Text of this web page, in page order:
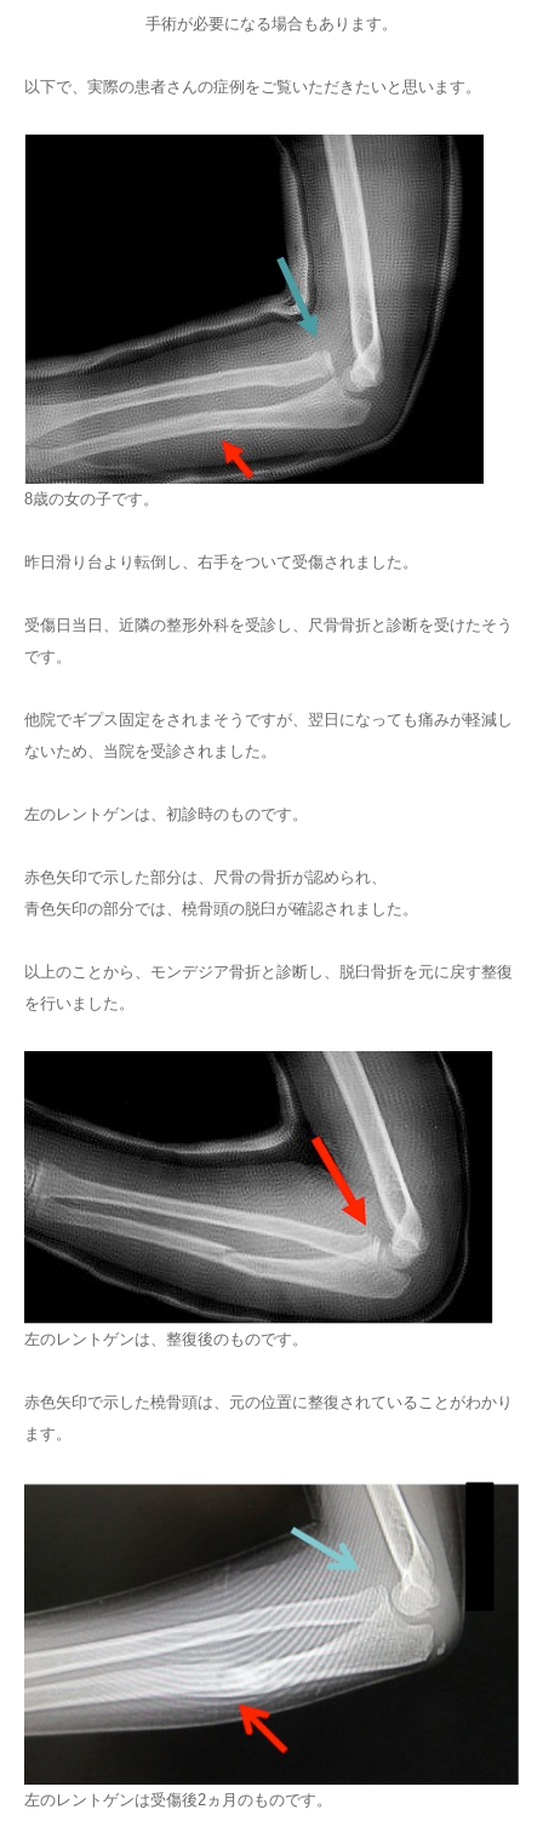
手術が必要になる場合もあります。
以下で、実際の患者さんの症例をご覧いただきたいと思います。
8歳の女の子です。
昨日滑り台より転倒し、右手をついて受傷されました。
受傷日当日、近隣の整形外科を受診し、尺骨骨折と診断を受けたそう
です。
他院でギプス固定をされまそうですが、翌日になっても痛みが軽減し
ないため、当院を受診されました。
左のレントゲンは、初診時のものです。
赤色矢印で示した部分は、尺骨の骨折が認められ、
青色矢印の部分では、橈骨頭の脱臼が確認されました。
以上のことから、モンデジア骨折と診断し、脱臼骨折を元に戻す整復
を行いました。
左のレントゲンは、整復後のものです。
赤色矢印で示した橈骨頭は、元の位置に整復されていることがわかり
ます。
左のレントゲンは受傷後2ヵ月のものです。